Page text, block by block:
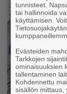
tunnisteet.
tai hallinnoida
käyttämisen.
Evästeiden
Tarkkojen
ominaisuuksien
tallentaminen
Kohdennettu
sisällön mittaus,